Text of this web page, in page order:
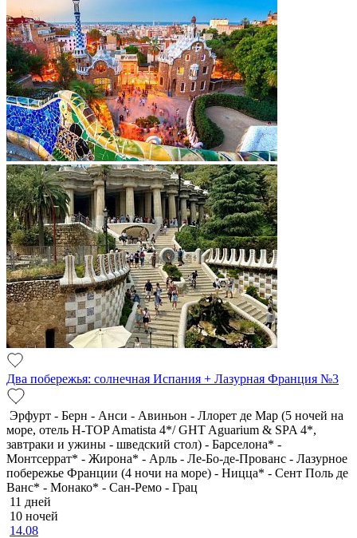
Два побережья: солнечная Испания + Лазурная Франция №3
Эрфурт - Берн - Анси - Авиньон - Ллорет де Мар (5 ночей на
море, отель H-TOP Amatista 4*/ GHT Aguarium & SPA 4*,
завтраки и ужины - шведский стол) - Барселона* -
Монтсеррат* - Жирона* - Арль - Ле-Бо-де-Прованс - Лазурное
побережье Франции (4 ночи на море) - Ницца* - Сент Поль де
Ванс* - Монако* - Сан-Ремо - Грац
11 дней
10 ночей
14.08